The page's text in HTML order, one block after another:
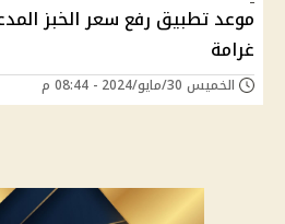
غرامة
الخميس 30/مايو/2024 - 08:44 م